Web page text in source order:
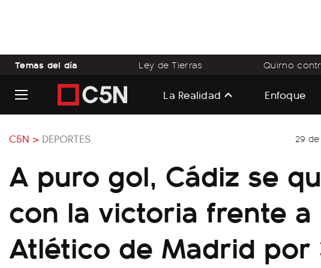
Temas del día Ley de Tierras Quirno
La Realidad Enfoque
C5N > DEPORTES 29
A puro gol, Cádiz se
con la victoria frente a
Atlético de Madrid por